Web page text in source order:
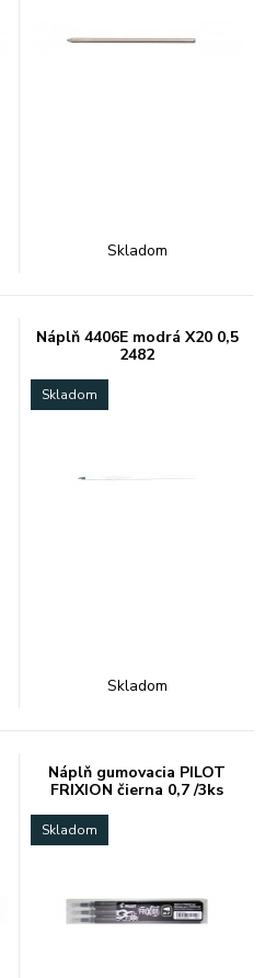
Skladom
Náplň 4406E modrá X20 0,5
2482
Skladom
Skladom
Náplň gumovacia PILOT
FRIXION čierna 0,7 /3ks
Skladom